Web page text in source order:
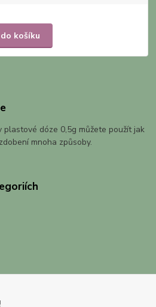
košíku
dóze 0,5g můžete použít jak
mnoha způsoby.